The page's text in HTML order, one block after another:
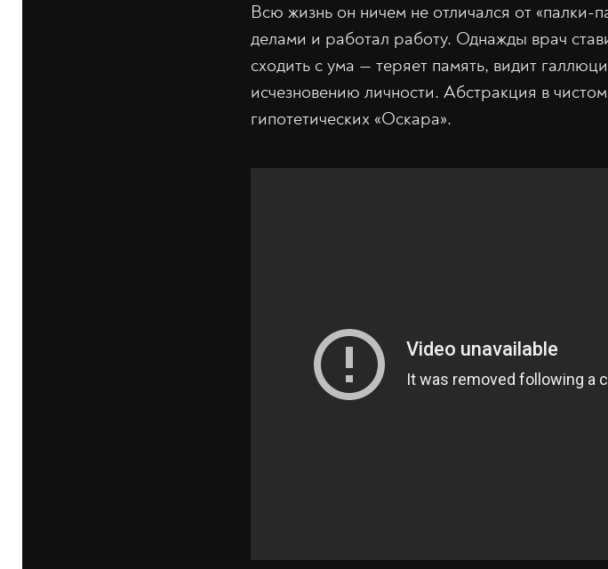
Всю жизнь он ничем не отличался от
делами и работал работу. Однажды врач
сходить с ума — теряет память, видит
исчезновению личности. Абстракция в
гипотетических «Оскара».